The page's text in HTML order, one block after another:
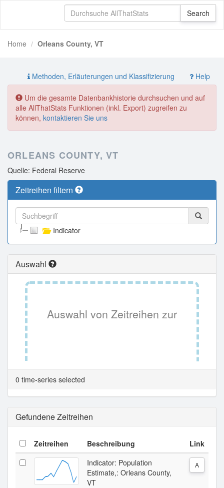
Home Orleans County, VT
Methoden, Erläuterungen und Klassifizierung Help
Um die gesamte Datenbankhistorie durchsuchen und auf
alle AllThatStats Funktionen (inkl. Export) zugreifen zu
können, kontaktieren Sie uns
ORLEANS COUNTY, VT
Quelle: Federal Reserve
Zeitreihen filtern
Indicator
Auswahl
Auswahl von Zeitreihen zur
Tabellenansicht.
0 time-series selected
Gefundene Zeitreihen
Zeitreihen Beschreibung Link
Indicator: Population
Estimate,: Orleans County,
VT
A